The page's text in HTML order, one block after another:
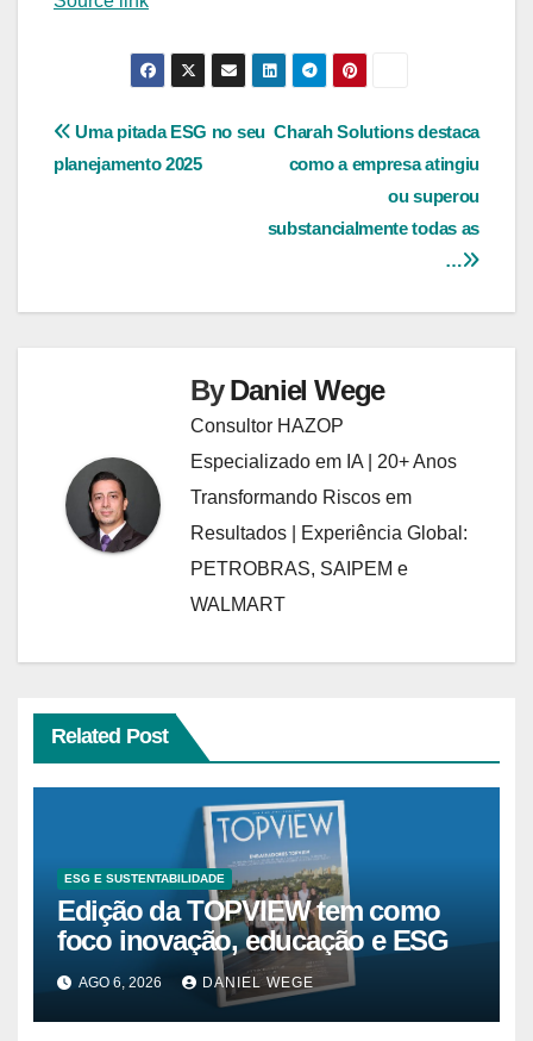
Navegação
de
Charah Solutions destaca
como a empresa atingiu
ou superou
substancialmente todas as
…
Uma pitada ESG no seu
planejamento 2025
ByDaniel Wege
Consultor HAZOP
Especializado em IA | 20+ Anos
Transformando Riscos em
Resultados | Experiência Global:
PETROBRAS, SAIPEM e
WALMART
Related Post
ESG E SUSTENTABILIDADE
Edição da TOPVIEW tem como
foco inovação, educação e ESG
AGO 6, 2026 DANIEL WEGE